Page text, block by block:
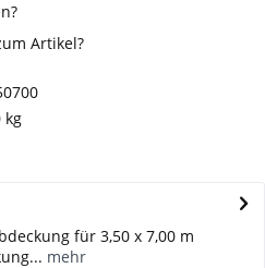
Artikel?
kg
für 3,50 x 7,00 m
mehr